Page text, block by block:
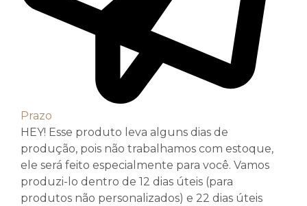
Prazo
HEY! Esse produto leva alguns dias de
produção, pois não trabalhamos com estoque,
ele será feito especialmente para você. Vamos
produzi-lo dentro de 12 dias úteis (para
produtos não personalizados) e 22 dias úteis